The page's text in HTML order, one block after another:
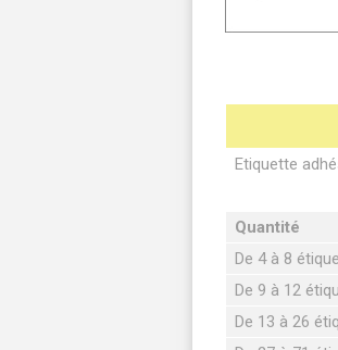
Etiquette
Quantité
De 4 à 8
De 9 à 12
De 13 à 26